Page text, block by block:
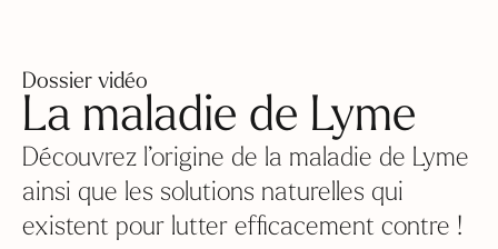
Dossier vidéo
La maladie de Lyme
Découvrez l’origine de la maladie de Lyme
ainsi que les solutions naturelles qui
existent pour lutter efficacement contre !